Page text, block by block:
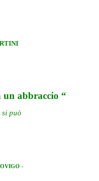
un abbraccio “
si può
-